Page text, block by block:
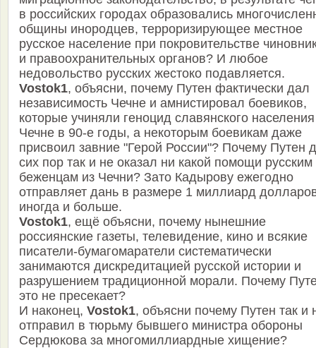
в российских городах образовались
общины инородцев, терроризирующее местное
русское население при покровительстве
и правоохранительных органов? И любое
недовольство русских жестоко подавляется.
Vostok1, объясни, почему Путен фактически дал
независимость Чечне и амнистировал боевиков,
которые учиняли геноцид славянского
Чечне в 90-е годы, а некоторым боевикам даже
присвоил завние "Герой России"? Почему Путен
сих пор так и не оказал ни какой помощи русским
беженцам из Чечни? Зато Кадырову ежегодно
отправляет дань в размере 1 миллиард
иногда и больше.
Vostok1, ещё объясни, почему нынешние
россиянские газеты, телевидение, кино и всякие
писатели-бумагомаратели систематически
занимаются дискредитацией русской истории и
разрушением традиционной морали. Почему
это не пресекает?
И наконец, Vostok1, объясни почему Путен так и
отправил в тюрьму бывшего министра обороны
Сердюкова за многомиллиардные хищение?